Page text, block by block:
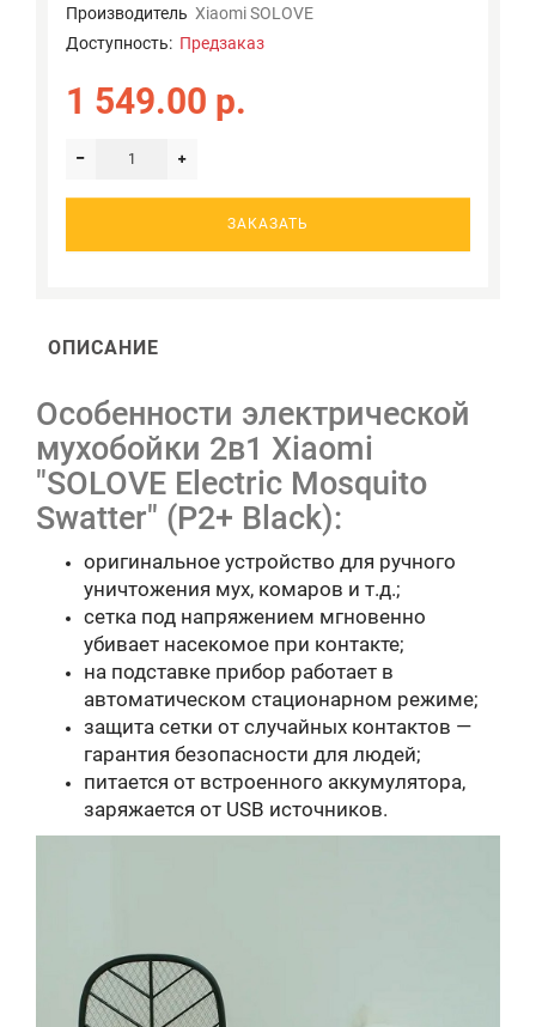
Производитель Xiaomi SOLOVE
Доступность: Предзаказ
1 549.00 р.
ЗАКАЗАТЬ
ОПИСАНИЕ
Особенности электрической
мухобойки 2в1 Xiaomi
"SOLOVE Electric Mosquito
Swatter" (P2+ Black):
оригинальное устройство для ручного
уничтожения мух, комаров и т.д.;
сетка под напряжением мгновенно
убивает насекомое при контакте;
на подставке прибор работает в
автоматическом стационарном режиме;
защита сетки от случайных контактов —
гарантия безопасности для людей;
питается от встроенного аккумулятора,
заряжается от USB источников.